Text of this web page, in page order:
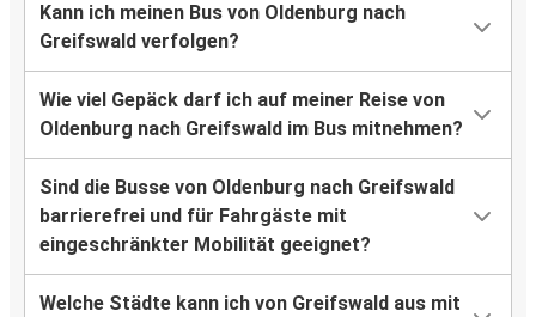
Kann ich meinen Bus von Oldenburg nach
Greifswald verfolgen?
Wie viel Gepäck darf ich auf meiner Reise von
Oldenburg nach Greifswald im Bus mitnehmen?
Sind die Busse von Oldenburg nach Greifswald
barrierefrei und für Fahrgäste mit
eingeschränkter Mobilität geeignet?
Welche Städte kann ich von Greifswald aus mit